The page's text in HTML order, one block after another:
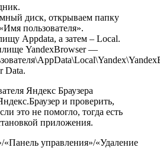
диск, открываем папку
пользователя».
Appdata, а затем – Local.
YandexBrowser —
Data.
и проверить,
это не помогло, тогда есть
приложения.
управления»/«Удаление